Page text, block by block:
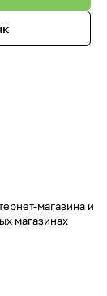
магазина и
магазинах